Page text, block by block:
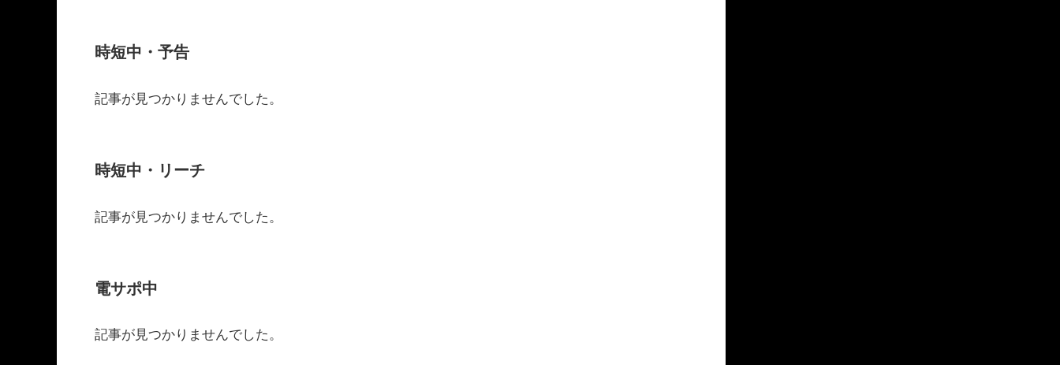
時短中・予告
記事が見つかりませんでした。
時短中・リーチ
記事が見つかりませんでした。
電サポ中
記事が見つかりませんでした。